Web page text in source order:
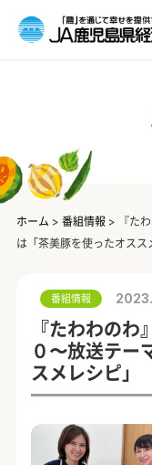
ホーム > 番組情報 >
『た
は「茶美豚を使ったオスス
番組情報
『たわわの
０〜放送テー
スメレシピ」